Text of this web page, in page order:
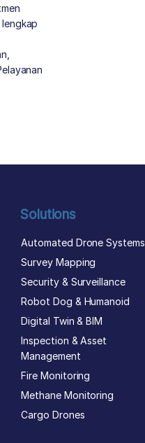
Solutions
Automated Drone Systems
Survey Mapping
Security & Surveillance
Robot Dog & Humanoid
Digital Twin & BIM
Inspection & Asset
Management
Fire Monitoring
Methane Monitoring
Cargo Drones